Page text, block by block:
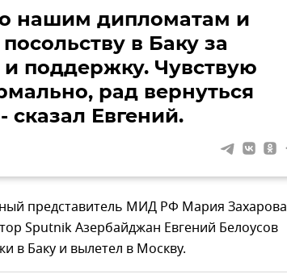
нашим дипломатам и
в Баку за
поддержку. Чувствую
рад вернуться
сказал Евгений.
представитель МИД РФ Мария Захарова
Sputnik Азербайджан Евгений Белоусов
в Баку и вылетел в Москву.